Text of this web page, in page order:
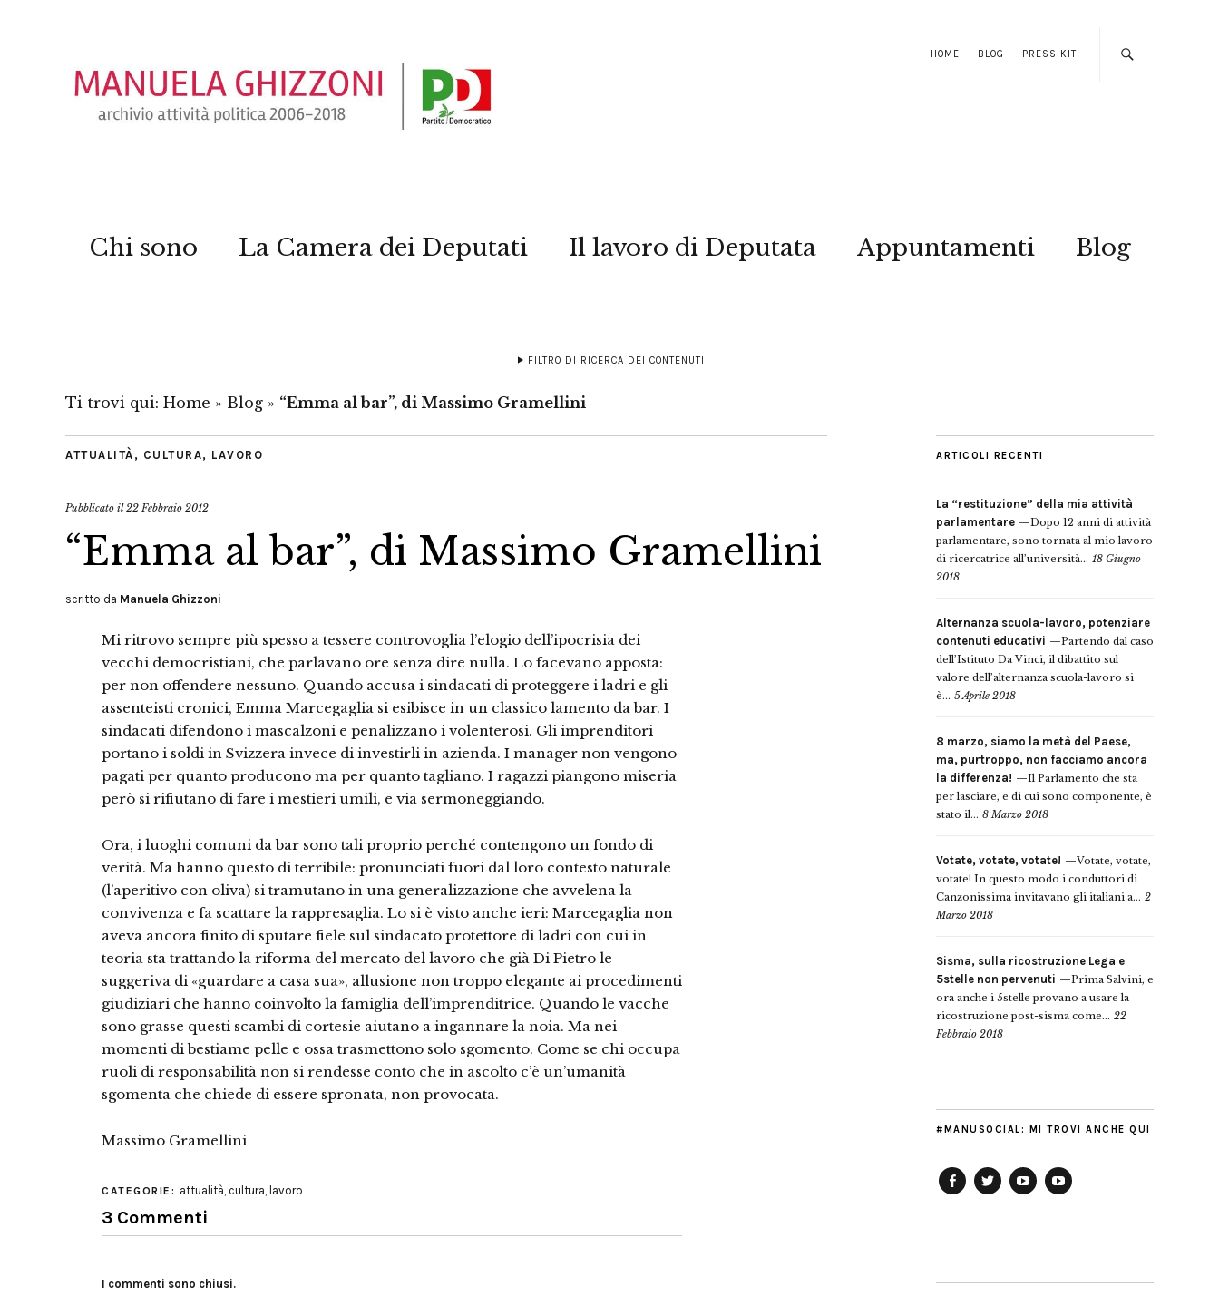
HOME BLOG PRESS KIT
Chi sono La Camera dei Deputati Il lavoro di Deputata Appuntamenti Blog
FILTRO DI RICERCA DEI CONTENUTI
Ti trovi qui: Home » Blog » “Emma al bar”, di Massimo Gramellini
ATTUALITÀ , CULTURA, LAVORO
Pubblicato il22 Febbraio 2012
“Emma al bar”, di Massimo Gramellini
scritto da Manuela Ghizzoni
Mi ritrovo sempre più spesso a tessere controvoglia l’elogio dell’ipocrisia dei
vecchi democristiani, che parlavano ore senza dire nulla. Lo facevano apposta:
per non offendere nessuno. Quando accusa i sindacati di proteggere i ladri e gli
assenteisti cronici, Emma Marcegaglia si esibisce in un classico lamento da bar. I
sindacati difendono i mascalzoni e penalizzano i volenterosi. Gli imprenditori
portano i soldi in Svizzera invece di investirli in azienda. I manager non vengono
pagati per quanto producono ma per quanto tagliano. I ragazzi piangono miseria
però si rifiutano di fare i mestieri umili, e via sermoneggiando.
Ora, i luoghi comuni da bar sono tali proprio perché contengono un fondo di
verità. Ma hanno questo di terribile: pronunciati fuori dal loro contesto naturale
(l’aperitivo con oliva) si tramutano in una generalizzazione che avvelena la
convivenza e fa scattare la rappresaglia. Lo si è visto anche ieri: Marcegaglia non
aveva ancora finito di sputare fiele sul sindacato protettore di ladri con cui in
teoria sta trattando la riforma del mercato del lavoro che già Di Pietro le
suggeriva di «guardare a casa sua», allusione non troppo elegante ai procedimenti
giudiziari che hanno coinvolto la famiglia dell’imprenditrice. Quando le vacche
sono grasse questi scambi di cortesie aiutano a ingannare la noia. Ma nei
momenti di bestiame pelle e ossa trasmettono solo sgomento. Come se chi occupa
ruoli di responsabilità non si rendesse conto che in ascolto c’è un’umanità
sgomenta che chiede di essere spronata, non provocata.
Massimo Gramellini
CATEGORIE: attualità, cultura, lavoro
3 Commenti
I commenti sono chiusi.
ARTICOLI RECENTI
La “restituzione” della mia attività
parlamentare
Dopo 12 anni di attività
parlamentare, sono tornata al mio lavoro
di ricercatrice all’università... 18 Giugno
2018
Alternanza scuola-lavoro, potenziare
contenuti educativi
Partendo dal caso
dell’Istituto Da Vinci, il dibattito sul
valore dell’alternanza scuola-lavoro si
è... 5 Aprile 2018
8 marzo, siamo la metà del Paese,
ma, purtroppo, non facciamo ancora
la differenza!
Il Parlamento che sta
per lasciare, e di cui sono componente, è
stato il... 8 Marzo 2018
Votate, votate, votate!
Votate, votate,
votate! In questo modo i conduttori di
Canzonissima invitavano gli italiani a... 2
Marzo 2018
Sisma, sulla ricostruzione Lega e
5stelle non pervenuti
Prima Salvini, e
ora anche i 5stelle provano a usare la
ricostruzione post-sisma come... 22
Febbraio 2018
#MANUSOCIAL: MI TROVI ANCHE QUI